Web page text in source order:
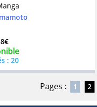
: 20
Pages : 1 2